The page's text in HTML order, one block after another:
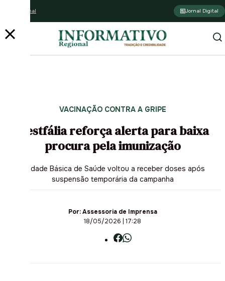
Assine o jornal Jornal Digital
VACINAÇÃO CONTRA A GRIPE
Westfália reforça alerta para baixa
procura pela imunização
Unidade Básica de Saúde voltou a receber doses após
suspensão temporária da campanha
Por:Assessoria de Imprensa
18/05/2026 | 17:28